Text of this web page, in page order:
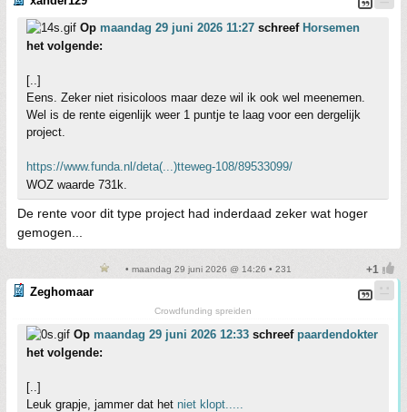
Op maandag 29 juni 2026 11:27 schreef Horsemen
het volgende:
[..]
Eens. Zeker niet risicoloos maar deze wil ik ook wel meenemen.
Wel is de rente eigenlijk weer 1 puntje te laag voor een dergelijk
project.
https://www.funda.nl/deta(...)tteweg-108/89533099/
WOZ waarde 731k.
De rente voor dit type project had inderdaad zeker wat hoger
gemogen...
• maandag 29 juni 2026 @ 14:26 • 231
Zeghomaar
Crowdfunding spreiden
Op maandag 29 juni 2026 12:33 schreef paardendokter
het volgende:
[..]
Leuk grapje, jammer dat het niet klopt.....